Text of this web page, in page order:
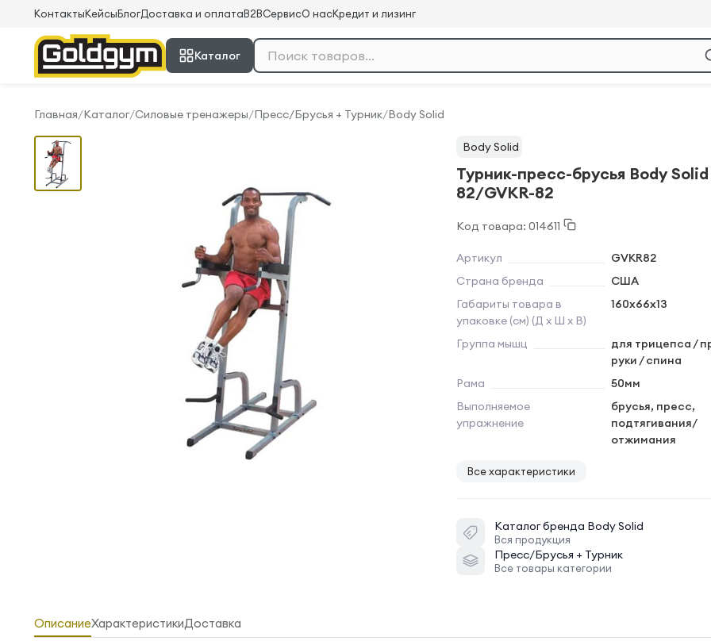
КонтактыКейсыБлогДоставка и оплатаB2BСервисО насКредит и лизинг
Каталог
Главная/Каталог/Силовые тренажеры/Пресс/Брусья + Турник/Body Solid
Body Solid
Турник-пресс-брусья Body Solid
82/GVKR-82
Код товара: 014611
Артикул
GVKR82
Страна бренда
США
Габариты товара в
упаковке (см) (Д х Ш х В)
160х66x13
Группа мышц
для трицепса /
руки / спина
Рама
50мм
Выполняемое
упражнение
брусья, пресс,
подтягивания/
отжимания
Все характеристики
Каталог бренда Body Solid
Вся продукция
Пресс/Брусья + Турник
Все товары категории
ОписаниеХарактеристикиДоставка